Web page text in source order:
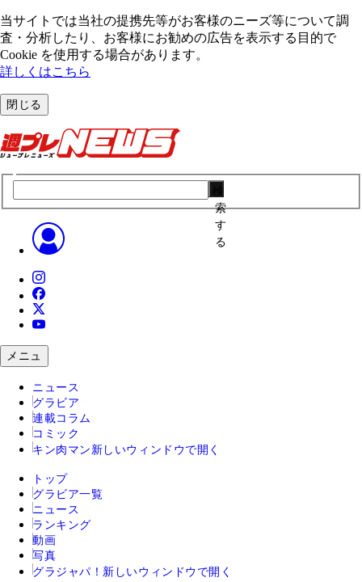
当サイトでは当社の提携先等がお客様のニーズ等について調
査・分析したり、お客様にお勧めの広告を表⽰する⽬的で
Cookie を使⽤する場合があります。
詳しくはこちら
閉じる
索
す
る
メニュ
ニュース
グラビア
連載コラム
コミック
キン肉マン 新しいウィンドウで開く
トップ
グラビア一覧
ニュース
ランキング
動画
写真
グラジャパ！ 新しいウィンドウで開く